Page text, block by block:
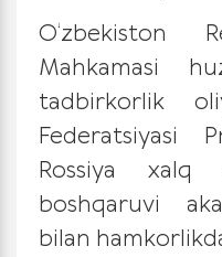
O‘zbekiston
Mahkamasi
tadbirkorlik
Federatsiyasi
Rossiya xalq
boshqaruvi
bilan